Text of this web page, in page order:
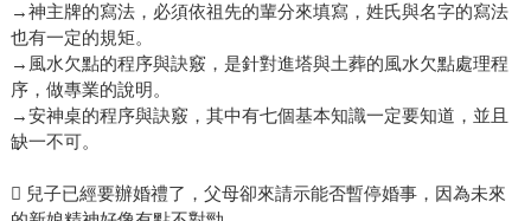
→神主牌的寫法，必須依祖先的輩分來填寫，姓氏與名字的寫法
也有一定的規矩。
→風水欠點的程序與訣竅，是針對進塔與土葬的風水欠點處理程
序，做專業的說明。
→安神桌的程序與訣竅，其中有七個基本知識一定要知道，並且
缺一不可。
 兒子已經要辦婚禮了，父母卻來請示能否暫停婚事，因為未來